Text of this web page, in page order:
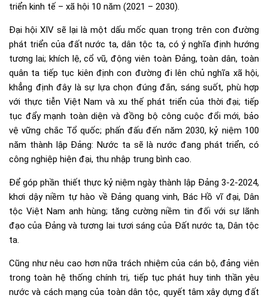
triển kinh tế – xã hội 10 năm (2021 – 2030).
Đại hội XIV sẽ lại là một dấu mốc quan trọng trên con đường
phát triển của đất nước ta, dân tộc ta, có ý nghĩa định hướng
tương lai; khích lệ, cổ vũ, động viên toàn Đảng, toàn dân, toàn
quân ta tiếp tục kiên định con đường đi lên chủ nghĩa xã hội,
khẳng định đây là sự lựa chọn đúng đắn, sáng suốt, phù hợp
với thực tiễn Việt Nam và xu thế phát triển của thời đại; tiếp
tục đẩy mạnh toàn diện và đồng bộ công cuộc đổi mới, bảo
vệ vững chắc Tổ quốc; phấn đấu đến năm 2030, kỷ niệm 100
năm thành lập Đảng: Nước ta sẽ là nước đang phát triển, có
công nghiệp hiện đại, thu nhập trung bình cao.
Để góp phần thiết thực kỷ niệm ngày thành lập Đảng 3-2-2024,
khơi dậy niềm tự hào về Đảng quang vinh, Bác Hồ vĩ đại, Dân
tộc Việt Nam anh hùng; tăng cường niềm tin đối với sự lãnh
đạo của Đảng và tương lai tươi sáng của Đất nước ta, Dân tộc
ta.
Cũng như nêu cao hơn nữa trách nhiệm của cán bộ, đảng viên
trong toàn hệ thống chính trị, tiếp tục phát huy tinh thần yêu
nước và cách mạng của toàn dân tộc, quyết tâm xây dựng đất